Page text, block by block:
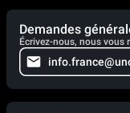
Demandes
Écrivez-nous, nous vous